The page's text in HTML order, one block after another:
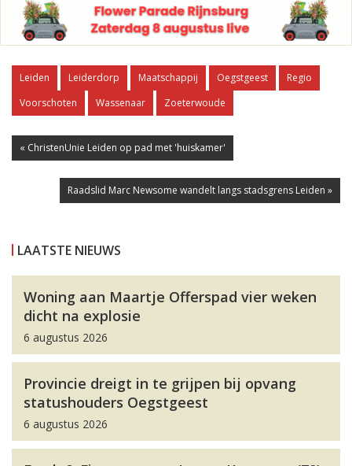
Leiden Leiderdorp Maatschappij Oegstgeest
Regio
Voorschoten
Wassenaar Zoeterwoude
« ChristenUnie Leiden op pad met 'huiskamer'
Raadslid Marc Newsome wandelt langs stadsgrens Leiden »
LAATSTE NIEUWS
Woning aan Maartje Offerspad vier weken
dicht na explosie
6 augustus 2026
Provincie dreigt in te grijpen bij opvang
statushouders Oegstgeest
6 augustus 2026